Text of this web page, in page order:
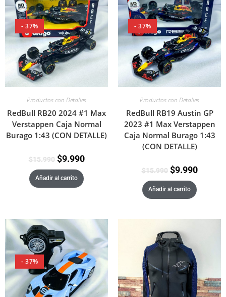
- 37%
Productos con Detalles
RedBull RB20 2024 #1 Max
Verstappen Caja Normal
Burago 1:43 (CON DETALLE)
$15.990 $9.990
Añadir al carrito
- 37%
Productos con Detalles
RedBull RB19 Austin GP
2023 #1 Max Verstappen
Caja Normal Burago 1:43
(CON DETALLE)
$15.990 $9.990
Añadir al carrito
- 37%